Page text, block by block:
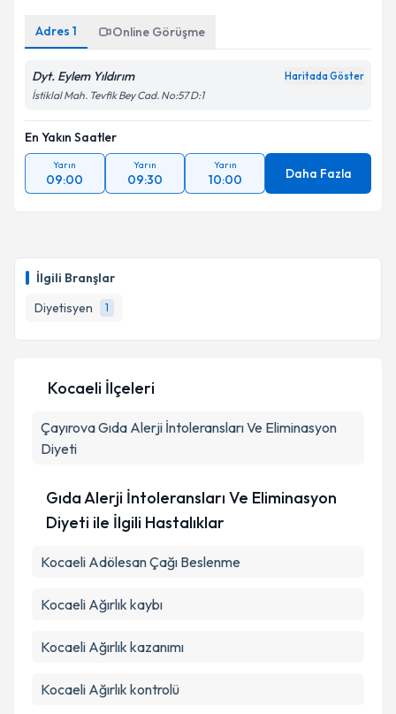
İlgili Branşlar
Diyetisyen
1
Adres 1 Online Görüşme
Dyt. Eylem Yıldırım Haritada Göster
İstiklal Mah. Tevfik Bey Cad. No:57 D:1
En Yakın Saatler
Yarın
09:00
Yarın
09:30
Yarın
10:00 Daha Fazla
Kocaeli İlçeleri
ÇayırovaGıda Alerji İntoleransları Ve Eliminasyon
Diyeti
Gıda Alerji İntoleransları Ve Eliminasyon
Diyeti ile İlgili Hastalıklar
Kocaeli Adölesan Çağı Beslenme
Kocaeli Ağırlık kaybı
Kocaeli Ağırlık kazanımı
Kocaeli Ağırlık kontrolü